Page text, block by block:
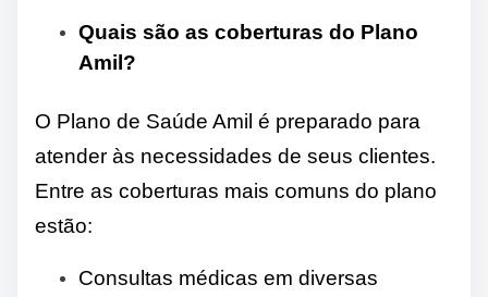
Quais são as coberturas do Plano
Amil?
O Plano de Saúde Amil é preparado para
atender às necessidades de seus clientes.
Entre as coberturas mais comuns do plano
estão:
Consultas médicas em diversas